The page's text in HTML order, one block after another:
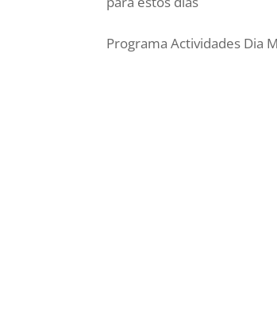
Programa Actividades Dia